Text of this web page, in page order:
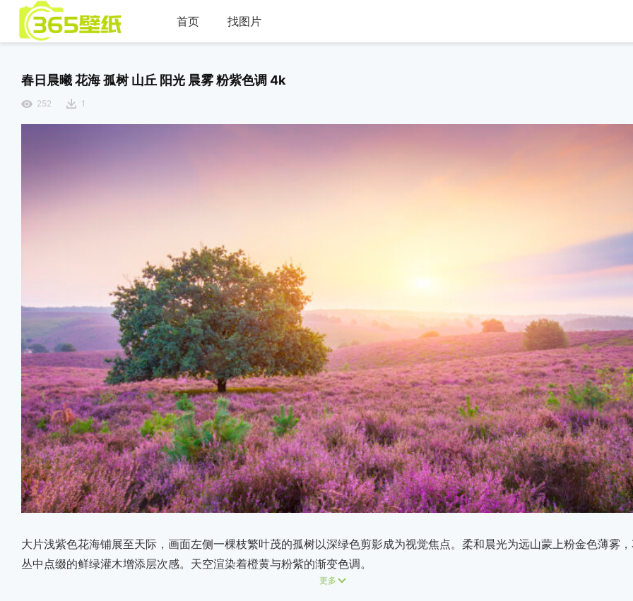
首页 找图片
春日晨曦 花海 孤树 山丘 阳光 晨雾 粉紫色调 4k
252 1
大片浅紫色花海铺展至天际，画面左侧一棵枝繁叶茂的孤树以深绿色剪影成为视觉焦点。柔和晨光为远山蒙上粉金色薄雾
丛中点缀的鲜绿灌木增添层次感。天空渲染着橙黄与粉紫的渐变色调。
更多